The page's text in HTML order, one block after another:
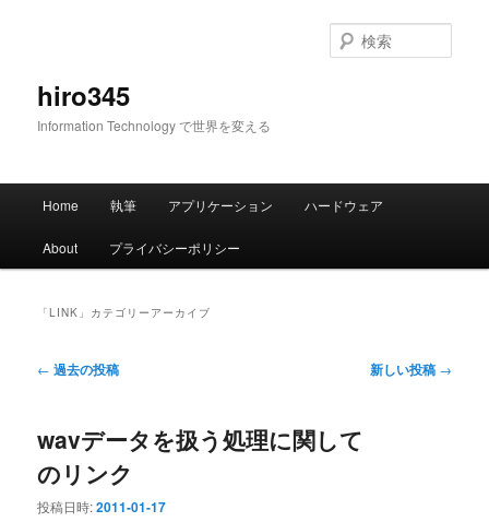
hiro345
Information Technology で世界を変える
索
メ
Home 執筆 アプリケーション ハードウェア
About プライバシーポリシー
「LINK 」カテゴリーアーカイブ
投
ビ
ー
シ
← 過去の投稿 新しい投稿 →
wavデータを扱う処理に関して
のリンク
投稿日時:2011-01-17